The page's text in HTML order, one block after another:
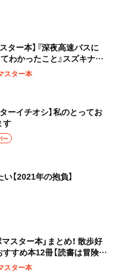
ター本】『深夜高速バスに
わかったこと』スズキナオ
スター本
ーイチオシ】私のとってお
す
ー
い【2021年の抱負】
ー本」まとめ！ 散歩好
すめ本12冊【読書は冒険
スター本